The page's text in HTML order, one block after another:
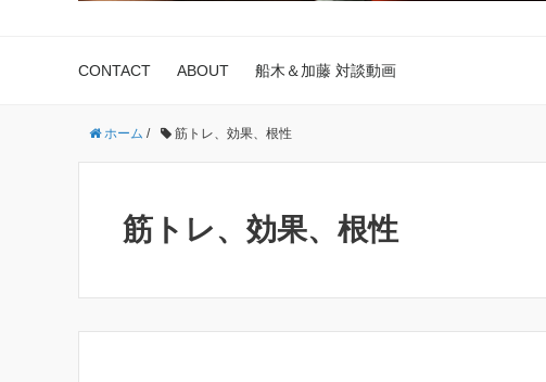
CONTACT ABOUT 船木＆加藤 対談動画
ホーム / 筋トレ、効果、根性
筋トレ、効果、根性